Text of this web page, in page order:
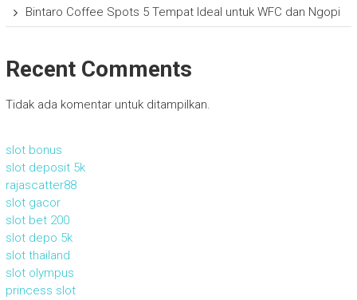
Bintaro Coffee Spots 5 Tempat Ideal untuk WFC dan Ngopi
Recent Comments
Tidak ada komentar untuk ditampilkan.
slot bonus
slot deposit 5k
rajascatter88
slot gacor
slot bet 200
slot depo 5k
slot thailand
slot olympus
princess slot